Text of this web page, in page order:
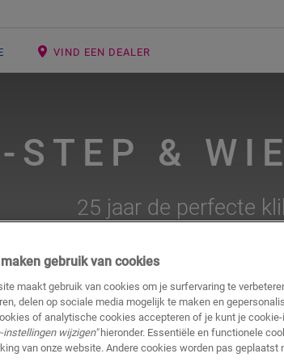
VIND EEN DEALER
STEP &
25 jaar de perfecte
gebruik van cookies
maakt gebruik van cookies om je surfervaring te
delen op sociale media mogelijk te maken en
of analytische cookies accepteren of je kunt je
instellingen wijzigen"hieronder. Essentiële en functionele
van onze website. Andere cookies worden pas geplaatst